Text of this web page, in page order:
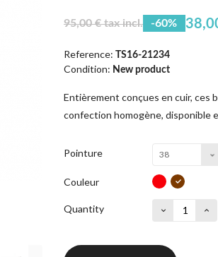
95,00 € tax incl. -60%
Reference: TS16-21234
Condition: New product
Entièrement conçues en cuir, ces
confection homogène, disponible
Pointure 38
Couleur
Quantity